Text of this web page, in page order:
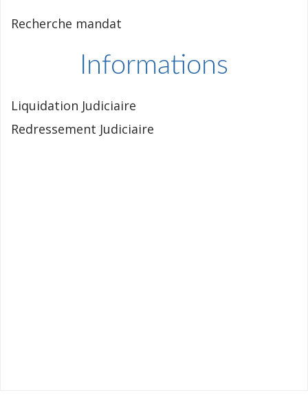
Recherche mandat
Informations
Liquidation Judiciaire
Redressement Judiciaire